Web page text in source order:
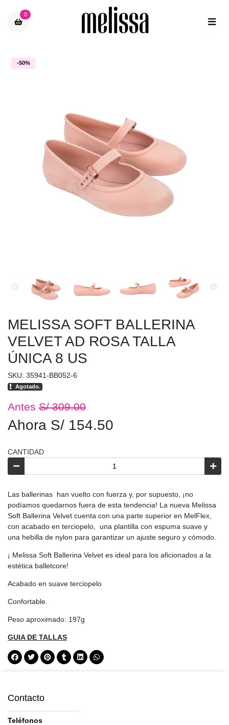
0
-50%
MELISSA SOFT BALLERINA
VELVET AD ROSA TALLA
ÚNICA 8 US
SKU: 35941-BB052-6
Agotado.
Antes S/ 309.00
Ahora S/ 154.50
CANTIDAD
Las ballerinas han vuelto con fuerza y, por supuesto, ¡no
podíamos quedarnos fuera de esta tendencia! La nueva Melissa
Soft Ballerina Velvet cuenta con una parte superior en MelFlex,
con acabado en terciopelo, una plantilla con espuma suave y
una hebilla de nylon para garantizar un ajuste seguro y cómodo.
¡ Melissa Soft Ballerina Velvet es ideal para los aficionados a la
estética balletcore!
Acabado en suave terciopelo
Confortable.
Peso aproximado: 197g
GUIA DE TALLAS
Contacto
Teléfonos